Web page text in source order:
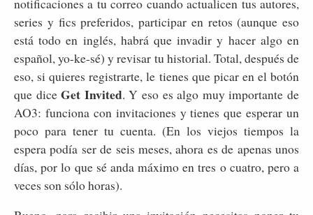
notificaciones a tu correo cuando actualicen tus autores,
series y fics preferidos, participar en retos (aunque eso
está todo en inglés, habrá que invadir y hacer algo en
español, yo-ke-sé) y revisar tu historial. Total, después de
eso, si quieres registrarte, le tienes que picar en el botón
que diceGet Invited. Y eso es algo muy importante de
AO3: funciona con invitaciones y tienes que esperar un
poco para tener tu cuenta. (En los viejos tiempos la
espera podía ser de seis meses, ahora es de apenas unos
días, por lo que sé anda máximo en tres o cuatro, pero a
veces son sólo horas).